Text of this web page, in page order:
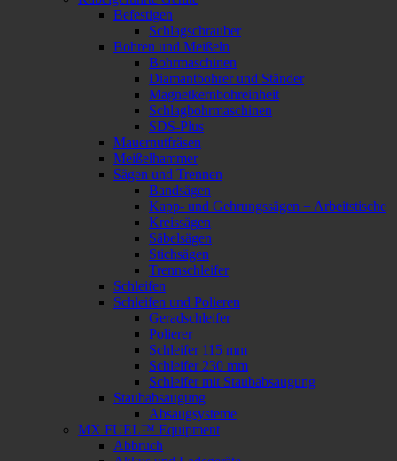
Befestigen
Schlagschrauber
Bohren und Meißeln
Bohrmaschinen
Diamantbohrer und Ständer
Magnetkernbohreinheit
Schlagbohrmaschinen
SDS-Plus
Mauernutfräsen
Meißelhammer
Sägen und Trennen
Bandsägen
Kapp- und Gehrungssägen + Arbeitstische
Kreissägen
Säbelsägen
Stichsägen
Trennschleifer
Schleifen
Schleifen und Polieren
Geradschleifer
Polierer
Schleifer 115 mm
Schleifer 230 mm
Schleifer mit Staubabsaugung
Staubabsaugung
Absaugsysteme
MX FUEL™ Equipment
Abbruch